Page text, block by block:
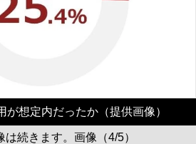
想定内だったか（提供画像）
は続きます。画像（4/5）